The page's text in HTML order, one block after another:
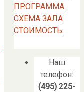
ПРОГРАММА
СХЕМА ЗАЛА
СТОИМОСТЬ
Наш
телефон:
(495) 225-